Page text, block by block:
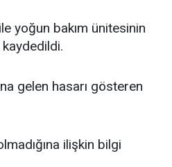
yoğun bakım ünitesinin
gelen hasarı gösteren
ilişkin bilgi